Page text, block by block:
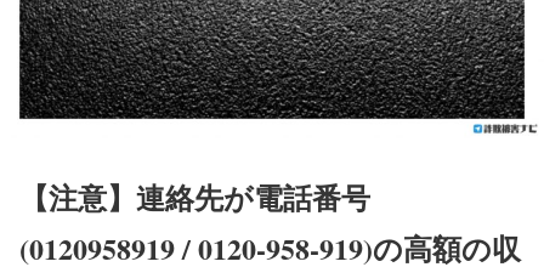
【注意】 連絡先が電話番号
(0120958919 / 0120-958-919)の高額の収